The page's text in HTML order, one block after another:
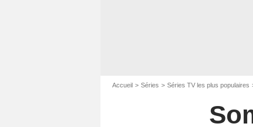
Accueil Séries Séries TV les plus populaires